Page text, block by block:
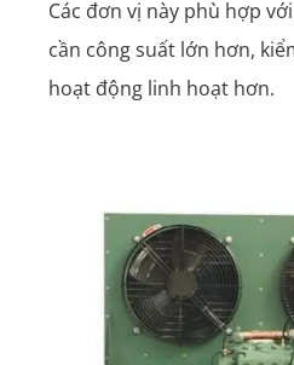
Các đơn vị này phù hợp
cần công suất lớn hơn,
hoạt động linh hoạt hơn.